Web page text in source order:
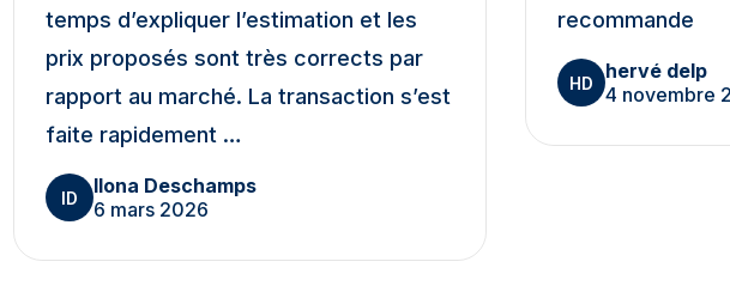
temps d’expliquer l’estimation et les
prix proposés sont très corrects par
rapport au marché. La transaction s’est
faite rapidement …
ID
Ilona Deschamps
6 mars 2026
recommande
HD
hervé delp
4 novembre